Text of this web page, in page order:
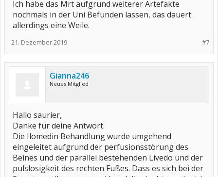
Ich habe das Mrt aufgrund weiterer Artefakte
nochmals in der Uni Befunden lassen, das dauert
allerdings eine Weile.
#7
21. Dezember 2019
Gianna246
Neues Mitglied
Hallo saurier,
Danke für deine Antwort.
Die Ilomedin Behandlung wurde umgehend
eingeleitet aufgrund der perfusionsstörung des
Beines und der parallel bestehenden Livedo und der
pulslosigkeit des rechten Fußes. Dass es sich bei der